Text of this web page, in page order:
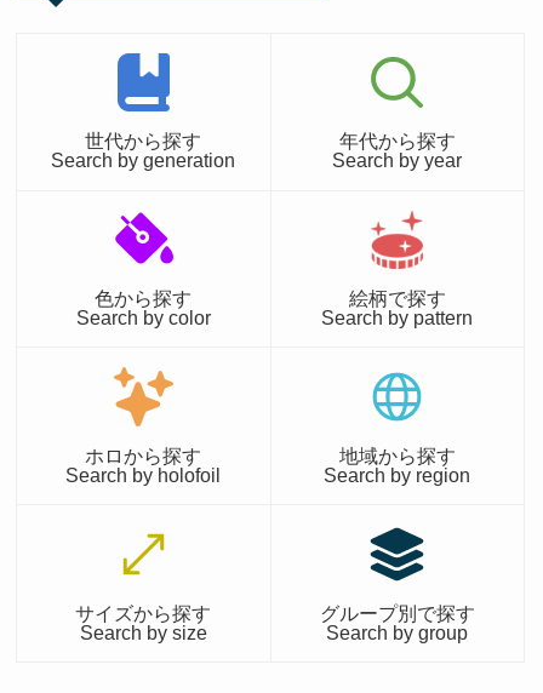
世代から探す
Search by generation
年代から探す
Search by year
色から探す
Search by color
絵柄で探す
Search by pattern
ホロから探す
Search by holofoil
地域から探す
Search by region
サイズから探す
Search by size
グループ別で探す
Search by group